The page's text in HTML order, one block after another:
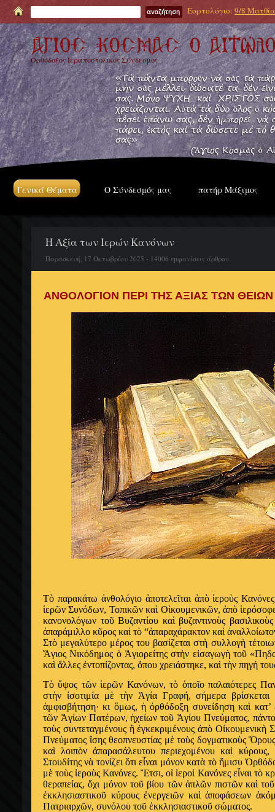
Εορτολόγιο: 9/8
Ορθόδοξος Ιεραποστολικός Σύνδεσμος
Γενικά Θέματα Ο Σύνδεσμός μας πατήρ Μάξιμος
Η Αξία των Ιερών Κανόνων
Παρασκευή, 17 Οκτωβρίου 2025 - 14006 εμφανίσεις άρθρου
ΑΝΘΟΛΟΓΙΟΝ ΠΕΡΙ ΤΗΣ ΑΞΙΑΣ ΤΩΝ
Τὸ παρακάτω ἀνθολόγιο ἀποτελεῖται ἀπὸ ἱεροὺς
ἱερῶν Συνόδων, Τοπικῶν καὶ Οἰκουμενικῶν,ἀπὸ ἱ
κανονολόγων τοῦΒυζαντίου καὶ βυζαντινοὺς βασιλικοὺ
ἀπαράμιλλο κῦρος καὶ τὸ “ἀπαραχάρακτον καὶ ἀ
Στὸ μεγαλύτερο μέρος του βασίζεται στὴ συλλογὴ
Ἅγιος Νικόδημος ὁ Ἁγιορείτης στὴν εἰσαγωγὴτοῦ
καὶ ἄλλες ἐντοπίζοντας, ὅπου χρειάστηκε, καὶ τὴν πηγή
Τὸ ὕψος τῶνἱερῶν Κανόνων, τὸ ὁποῖο παλαιότερες
στὴν ἰσοτιμία μὲ τὴν Ἁγία Γραφή, σήμερα βρίσκεται
ἀμφισβήτηση· κι ὅμως,ἡ ὀρθόδοξη συνείδηση καὶ κατ’
τῶν Ἁγίων Πατέρων,ἠχείων τοῦ Ἁγίου Πνεύματος,
τοὺς συντεταγμένους ἢ ἐγκεκριμένουςἀπὸ Οἰκουμενικὴ
Πνεύματος ἴσης θεοπνευστίας μὲ τοὺς δογματικοὺςὍ
καὶ λοιπὸνἀπαρασάλευτου περιεχομένου καὶ κύρους,
Στουδίτης νὰ τονίζειὅτι εἶναι μόνον κατὰ τὸ ἥμισυὈ
μὲ τοὺςἱεροὺς Κανόνες.Ἔτσι, οἱ ἱεροὶ Κανόνες εἶναι τὸ
θεραπείας,ὄχι μόνον τοῦ βίου τῶνἁπλῶν πιστῶν καὶ τοῦ
ἐκκλησιαστικοῦ κύρουςἐνεργειῶν καὶ ἀποφάσεωνἀ
Πατριαρχῶν, συνόλου τοῦ ἐκκλησιαστικοῦ σώματος.